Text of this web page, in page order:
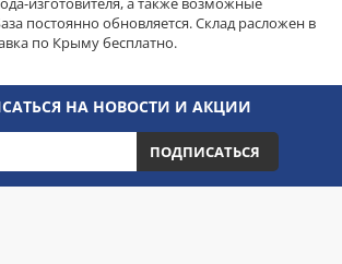
постоянно обновляется. Склад расложен в
по Крыму бесплатно.
НА НОВОСТИ И АКЦИИ
ПОДПИСАТЬСЯ